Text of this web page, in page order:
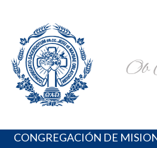
content
Portal de los Padres Oblatos.
Oraciones, Música religiosa y más
CONGREGACIÓN DE